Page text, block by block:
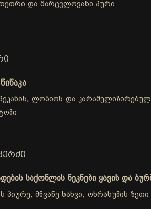
და მარცვლოვანი პური
ლობიოს და
საქონლის ნეკნები ყავის და
მწვანე ხახვი, ოხრახუშის ზეთი